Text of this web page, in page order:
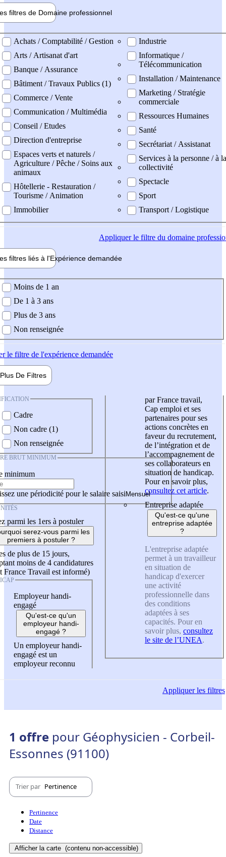
filtres de Domaine professionnel
professionel
Achats / Comptabilité / Gestion
Arts / Artisanat d'art
Banque / Assurance
Bâtiment / Travaux Publics (1)
Commerce / Vente
Communication / Multimédia
Conseil / Etudes
Direction d'entreprise
Espaces verts et naturels /
Agriculture / Pêche / Soins aux
animaux
Hôtellerie - Restauration /
Tourisme / Animation
Immobilier
Industrie
Informatique /
Télécommunication
Installation / Maintenance
Marketing / Stratégie
commerciale
Ressources Humaines
Santé
Secrétariat / Assistanat
Services à la personne / à la
collectivité
Spectacle
Sport
Transport / Logistique
Appliquerle filtre du domaine
filtres liés à l'Expérience demandée
demandée
Moins de 1 an
De 1 à 3 ans
Plus de 3 ans
Non renseignée
le filtre de l'expérience demandée
Plus De Filtres
Cadre
Non cadre (1)
Non renseignée
BRUT MINIMUM
minimum
une périodicité pour le salaire saisi
parmi les 1ers à postuler
serez-vous parmi les
premiers à postuler ?
de plus de 15 jours,
moins de 4 candidatures
France Travail est informé)
Employeur handi-
engagé
Qu'est-ce qu'un
employeur handi-
engagé ?
Un employeur handi-
engagé est un
employeur reconnu
par France travail,
Cap emploi et ses
partenaires pour ses
actions concrètes en
faveur du recrutement,
de l’intégration et de
l’accompagnement de
ses collaborateurs en
situation de handicap.
Pour en savoir plus,
consultez cet article.
Entreprise adaptée
Qu'est-ce qu'une
entreprise adaptée
?
L'entreprise adaptée
permet à un travailleur
en situation de
handicap d'exercer
une activité
professionnelle dans
des conditions
adaptées à ses
capacités. Pour en
savoir plus, consultez
le site de l’UNEA.
Appliquerles filtres
1 offre pour Géophysicien - Corbeil-
Essonnes (91100)
Trier par Pertinence
Pertinence
Date
Distance
Afficher la carte (contenu non-accessible)